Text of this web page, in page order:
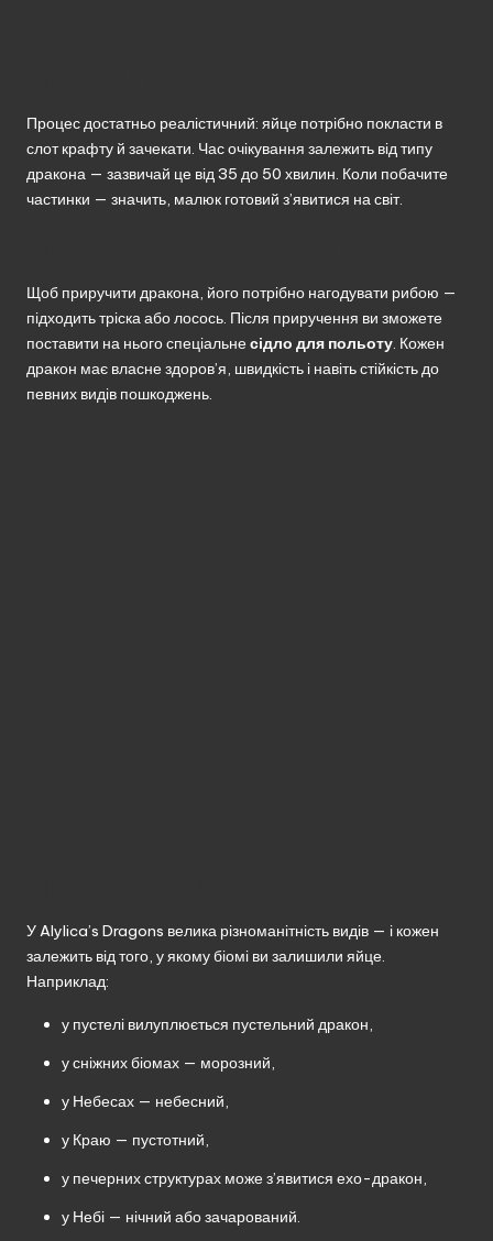
Процес достатньо реалістичний: яйце потрібно покласти в
слот крафту й зачекати. Час очікування залежить від типу
дракона — зазвичай це від 35 до 50 хвилин. Коли побачите
частинки — значить, малюк готовий з’явитися на світ.
Щоб приручити дракона, його потрібно нагодувати рибою —
підходить тріска або лосось. Після приручення ви зможете
поставити на нього спеціальнесідло для польоту. Кожен
дракон має власне здоров’я, швидкість і навіть стійкість до
певних видів пошкоджень.
У Alylica’s Dragons велика різноманітність видів — і кожен
залежить від того, у якому біомі ви залишили яйце.
Наприклад:
у пустелі вилуплюється пустельний дракон,
у сніжних біомах — морозний,
у Небесах — небесний,
у Краю — пустотний,
у печерних структурах може з’явитися ехо-дракон,
у Небі — нічний або зачарований.